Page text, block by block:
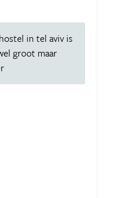
in tel aviv is
groot maar